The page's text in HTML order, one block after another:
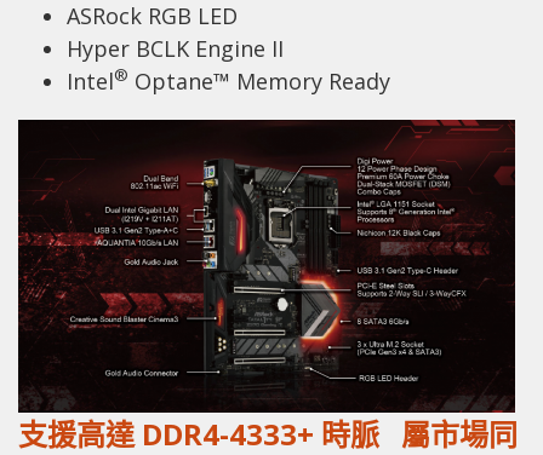
ASRock RGB LED
Hyper BCLK Engine II
Intel® Optane™ Memory Ready
支援高達 DDR4-4333+ 時脈 屬市場同